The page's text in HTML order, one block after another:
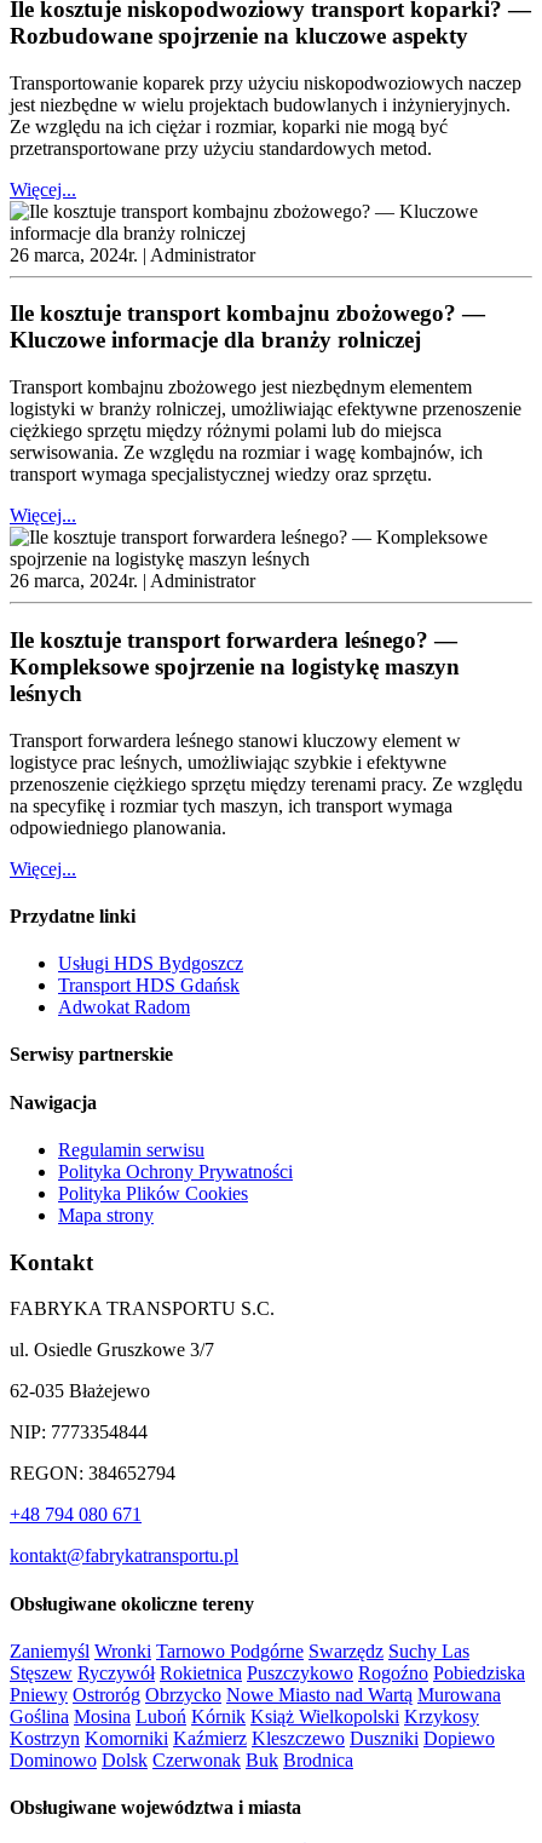
Ile kosztuje niskopodwoziowy transport koparki? —
Rozbudowane spojrzenie na kluczowe aspekty
Transportowanie koparek przy użyciu niskopodwoziowych naczep
jest niezbędne w wielu projektach budowlanych i inżynieryjnych.
Ze względu na ich ciężar i rozmiar, koparki nie mogą być
przetransportowane przy użyciu standardowych metod.
Więcej...
26 marca, 2024r. | Administrator
Ile kosztuje transport kombajnu zbożowego? —
Kluczowe informacje dla branży rolniczej
Transport kombajnu zbożowego jest niezbędnym elementem
logistyki w branży rolniczej, umożliwiając efektywne przenoszenie
ciężkiego sprzętu między różnymi polami lub do miejsca
serwisowania. Ze względu na rozmiar i wagę kombajnów, ich
transport wymaga specjalistycznej wiedzy oraz sprzętu.
Więcej...
26 marca, 2024r. | Administrator
Ile kosztuje transport forwardera leśnego? —
Kompleksowe spojrzenie na logistykę maszyn
leśnych
Transport forwardera leśnego stanowi kluczowy element w
logistyce prac leśnych, umożliwiając szybkie i efektywne
przenoszenie ciężkiego sprzętu między terenami pracy. Ze względu
na specyfikę i rozmiar tych maszyn, ich transport wymaga
odpowiedniego planowania.
Więcej...
Przydatne linki
Usługi HDS Bydgoszcz
Transport HDS Gdańsk
Adwokat Radom
Serwisy partnerskie
Nawigacja
Regulamin serwisu
Polityka Ochrony Prywatności
Polityka Plików Cookies
Mapa strony
Kontakt
FABRYKA TRANSPORTU S.C.
ul. Osiedle Gruszkowe 3/7
62-035 Błażejewo
NIP: 7773354844
REGON: 384652794
+48 794 080 671
kontakt@fabrykatransportu.pl
Obsługiwane okoliczne tereny
Zaniemyśl Wronki Tarnowo Podgórne Swarzędz Suchy Las
Stęszew Ryczywół Rokietnica Puszczykowo Rogoźno Pobiedziska
Pniewy Ostroróg Obrzycko Nowe Miasto nad Wartą Murowana
Goślina Mosina Luboń Kórnik Książ Wielkopolski Krzykosy
Kostrzyn Komorniki Kaźmierz Kleszczewo Duszniki Dopiewo
Dominowo Dolsk Czerwonak Buk Brodnica
Obsługiwane województwa i miasta